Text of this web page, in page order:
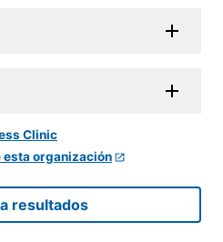
organización
resultados